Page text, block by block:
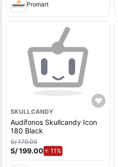
Promart
SKULLCANDY
Audífonos Skullcandy Icon
180 Black
S/ 179.00
S/ 199.00 11%